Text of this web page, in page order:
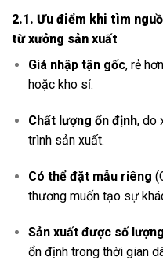
2.1. Ưu điểm khi tìm
từ xưởng sản xuất
Giá nhập tận gốc, rẻ
hoặc kho sỉ.
Chất lượng ổn định, do
trình sản xuất.
Có thể đặt mẫu riêng
thương muốn tạo sự
Sản xuất được số
ổn định trong thời gian